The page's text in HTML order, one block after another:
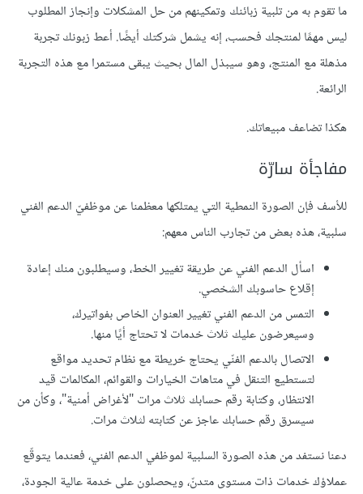
ماتقومبهمنتلبية زبائنك وتمكينهممنحل المشكلات وإنجازالمطلوب
ليسمهمًالمنتجك فحسب،إنه يشمل شركتك أيضًا. أعطزبونكتجربة
مذهلةمع المنتج،وهوسيبذل المالبحيث يبقىمستمرامعهذه التجربة
الرائعة.
هكذاتضاعفمبيعاتك.
مفاجأة سارّة
للأسف فإن الصورة النمطية التي يمتلكهامعظمناعنموظفيّ الدعم الفني
سلبية،هذهبعضمنتجارب الناسمعهم:
اسأل الدعم الفنيعن طريقةتغييرالخط،وسيطلبونمنك إعادة
إقلاعحاسوبك الشخصي.
التمسمن الدعم الفنيتغييرالعنوان الخاصبفواتيرك،
وسيعرضونعليك ثلاثخدماتلاتحتاج أيًامنها.
الاتصالبالدعم الفنّي يحتاجخريطةمعنظامتحديدمواقع
لتستطيع التنقل فيمتاهات الخيارات والقوائم،المكالمات قيد
الانتظار،وكتابة رقمحسابك ثلاثمرات"لأغراض أمنية"،وكأنمن
سيسرق رقمحسابكعاجزعنكتابتهلثلاثمرات.
دعنانستفدمنهذه الصورة السلبيةلموظفي الدعم الفني،فعندما يتوقّع
عملاؤكخدمات ذاتمستوىمتدنّ،ويحصلونعلىخدمةعالية الجودة،